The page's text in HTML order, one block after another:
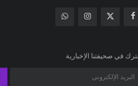
في صحيفتنا الإخبارية